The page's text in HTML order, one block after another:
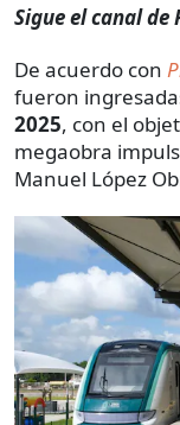
Sigue el canal de
De acuerdo con
fueron
2025, con el
megaobra
Manuel López